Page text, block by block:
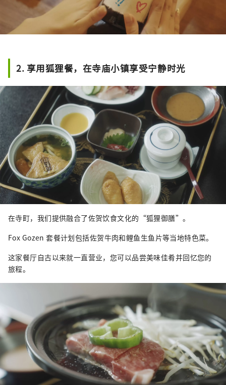
2. 享用狐狸餐，在寺庙小镇享受宁静时光
在寺町，我们提供融合了佐贺饮食文化的“狐狸御膳”。
Fox Gozen 套餐计划包括佐贺牛肉和鲤鱼生鱼片等当地特色菜。
这家餐厅自古以来就一直营业，您可以品尝美味佳肴并回忆您的
旅程。